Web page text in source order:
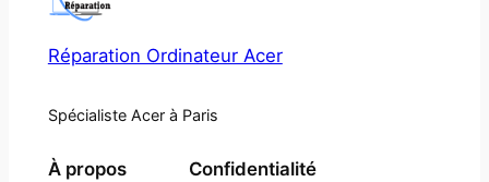
Réparation Ordinateur Acer
Spécialiste Acer à Paris
À propos Confidentialité